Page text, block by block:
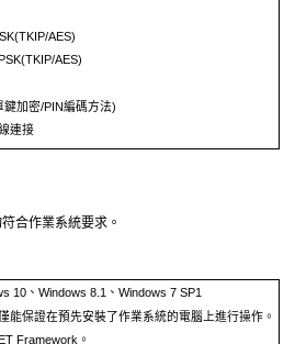
(TKIP/AES)
(TKIP/AES)
鍵加密/PIN編碼方法)
連接
合作業系統要求。
10、 Windows 8.1 、 Windows 7 SP1
能保證在預先安裝了作業系統的電腦上進行操作。
Framework 。